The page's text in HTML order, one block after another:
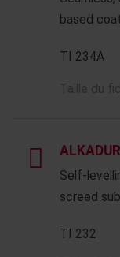
based
TI 234A
Self-
screed
TI 232